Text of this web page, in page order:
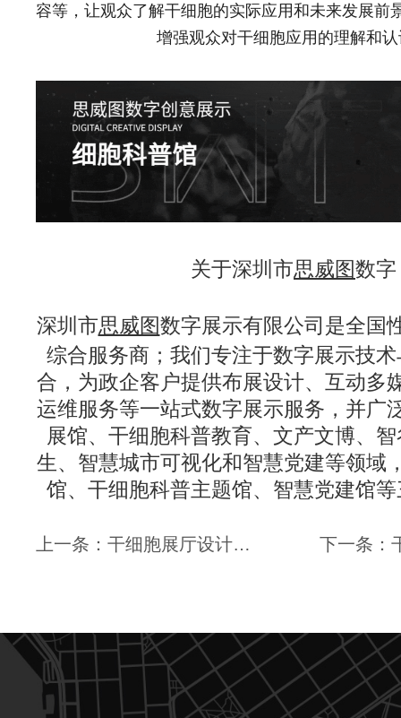
容等，让观众了解干细胞的实际应用和未来发展前
增强观众对干细胞应用的理解和
关于深圳市思威图数字
深圳市思威图数字展示有限公司是全国
综合服务商；我们专注于数字展示技
合，为政企客户提供布展设计、互动多
运维服务等一站式数字展示服务，并广
展馆、干细胞科普教育、文产文博、
生、智慧城市可视化和智慧党建等领域
馆、干细胞科普主题馆、 智慧党建馆
上一条：干细胞展厅设计—思威图数字广西科学院院长一行赴广东先康达集团考察交流